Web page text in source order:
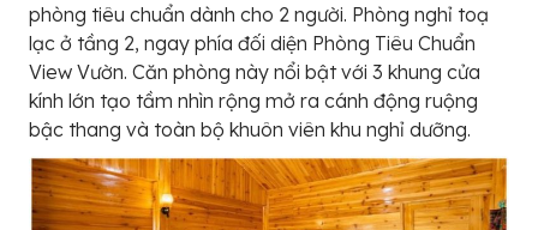
phòng tiêu chuẩn dành cho 2 người. Phòng nghỉ toạ
lạc ở tầng 2, ngay phía đối diện Phòng Tiêu Chuẩn
View Vườn. Căn phòng này nổi bật với 3 khung cửa
kính lớn tạo tầm nhìn rộng mở ra cánh động ruộng
bậc thang và toàn bộ khuôn viên khu nghỉ dưỡng.